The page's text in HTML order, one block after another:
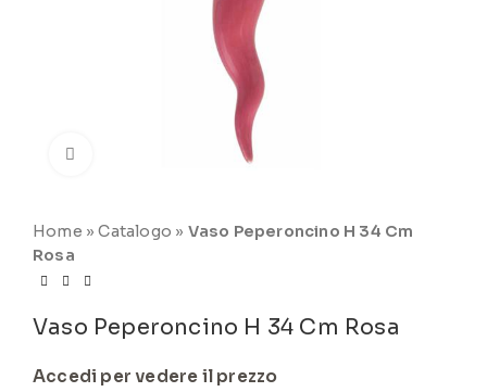
Home »Catalogo » Vaso Peperoncino H 34 Cm
Rosa
Vaso Peperoncino H 34 Cm Rosa
Accedi per vedere il prezzo